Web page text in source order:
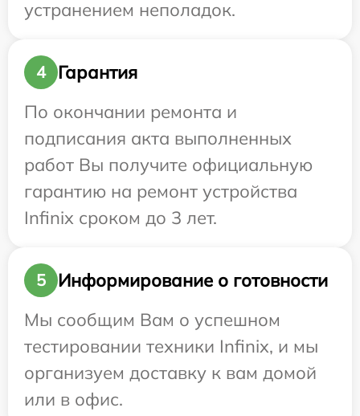
устранением неполадок.
4
Гарантия
По окончании ремонта и
подписания акта выполненных
работ Вы получите официальную
гарантию на ремонт устройства
Infinix сроком до 3 лет.
5
Информирование о готовности
Мы сообщим Вам о успешном
тестировании техники Infinix, и мы
организуем доставку к вам домой
или в офис.